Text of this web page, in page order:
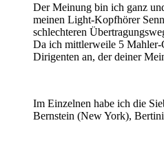
Der Meinung bin ich ganz
meinen Light-Kopfhörer
schlechteren
Da ich mittlerweile 5 Mahler-
Dirigenten an, der deiner
Im Einzelnen habe ich die
Bernstein (New York),